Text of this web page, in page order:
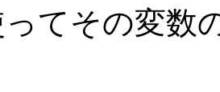
ってその変数